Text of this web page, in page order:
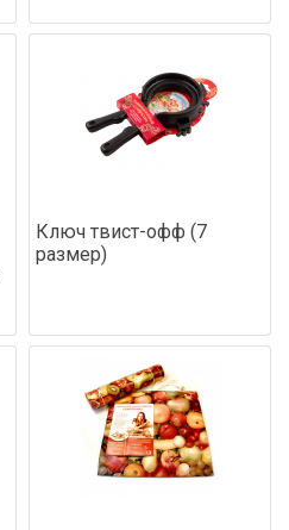
Ключ твист-офф (7
размер)